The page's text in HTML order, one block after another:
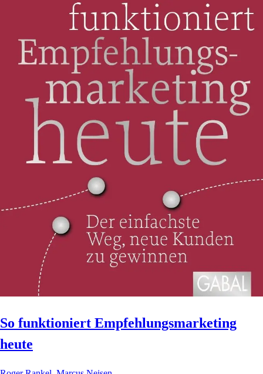
So funktioniert Empfehlungsmarketing
heute